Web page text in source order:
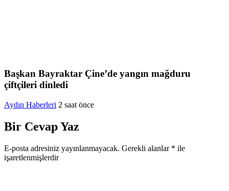
Başkan Bayraktar Çine’de yangın mağduru
çiftçileri dinledi
Aydın Haberleri 2 saat önce
Bir Cevap Yaz
E-posta adresiniz yayınlanmayacak. Gerekli alanlar * ile
işaretlenmişlerdir